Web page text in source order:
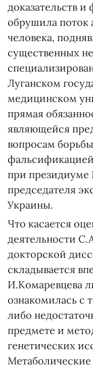
доказательств и
обрушила поток
человека,
существенных
Луганском
медицинском
прямая
являющейся
вопросам
при
председателя
Украины.
Что касается
деятельности
докторской
складывается
И.Комаревцева
ознакомилась с
либо
предмете и
генетических